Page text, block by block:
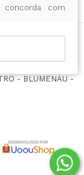
concorda com
/ CNPJ:
- BLUMENAU -